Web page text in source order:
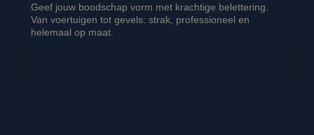
Geef jouw boodschap vorm met krachtige belettering.
Van voertuigen tot gevels: strak, professioneel en
helemaal op maat.